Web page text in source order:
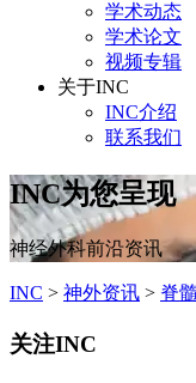
学术动态
学术论文
视频专辑
关于INC
INC介绍
联系我们
INC为您呈现
神经外科前沿资讯
INC > 神外资讯 > 脊
关注INC